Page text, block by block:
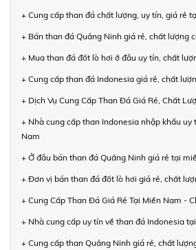
+ Cung cấp than đá chất lượng, uy tín, giá rẻ
+ Bán than đá Quảng Ninh giá rẻ, chất lượng
+ Mua than đá đốt lò hơi ở đâu uy tín, chất
+ Cung cấp than đá Indonesia giá rẻ, chất
+ Dịch Vụ Cung Cấp Than Đá Giá Rẻ, Chất
+ Nhà cung cấp than Indonesia nhập khẩu
Nam
+ Ở đâu bán than đá Quảng Ninh giá rẻ tại
+ Đơn vị bán than đá đốt lò hơi giá rẻ, chất
+ Cung Cấp Than Đá Giá Rẻ Tại Miền Nam -
+ Nhà cung cấp uy tín về than đá Indonesia
+ Cung cấp than Quảng Ninh giá rẻ, chất